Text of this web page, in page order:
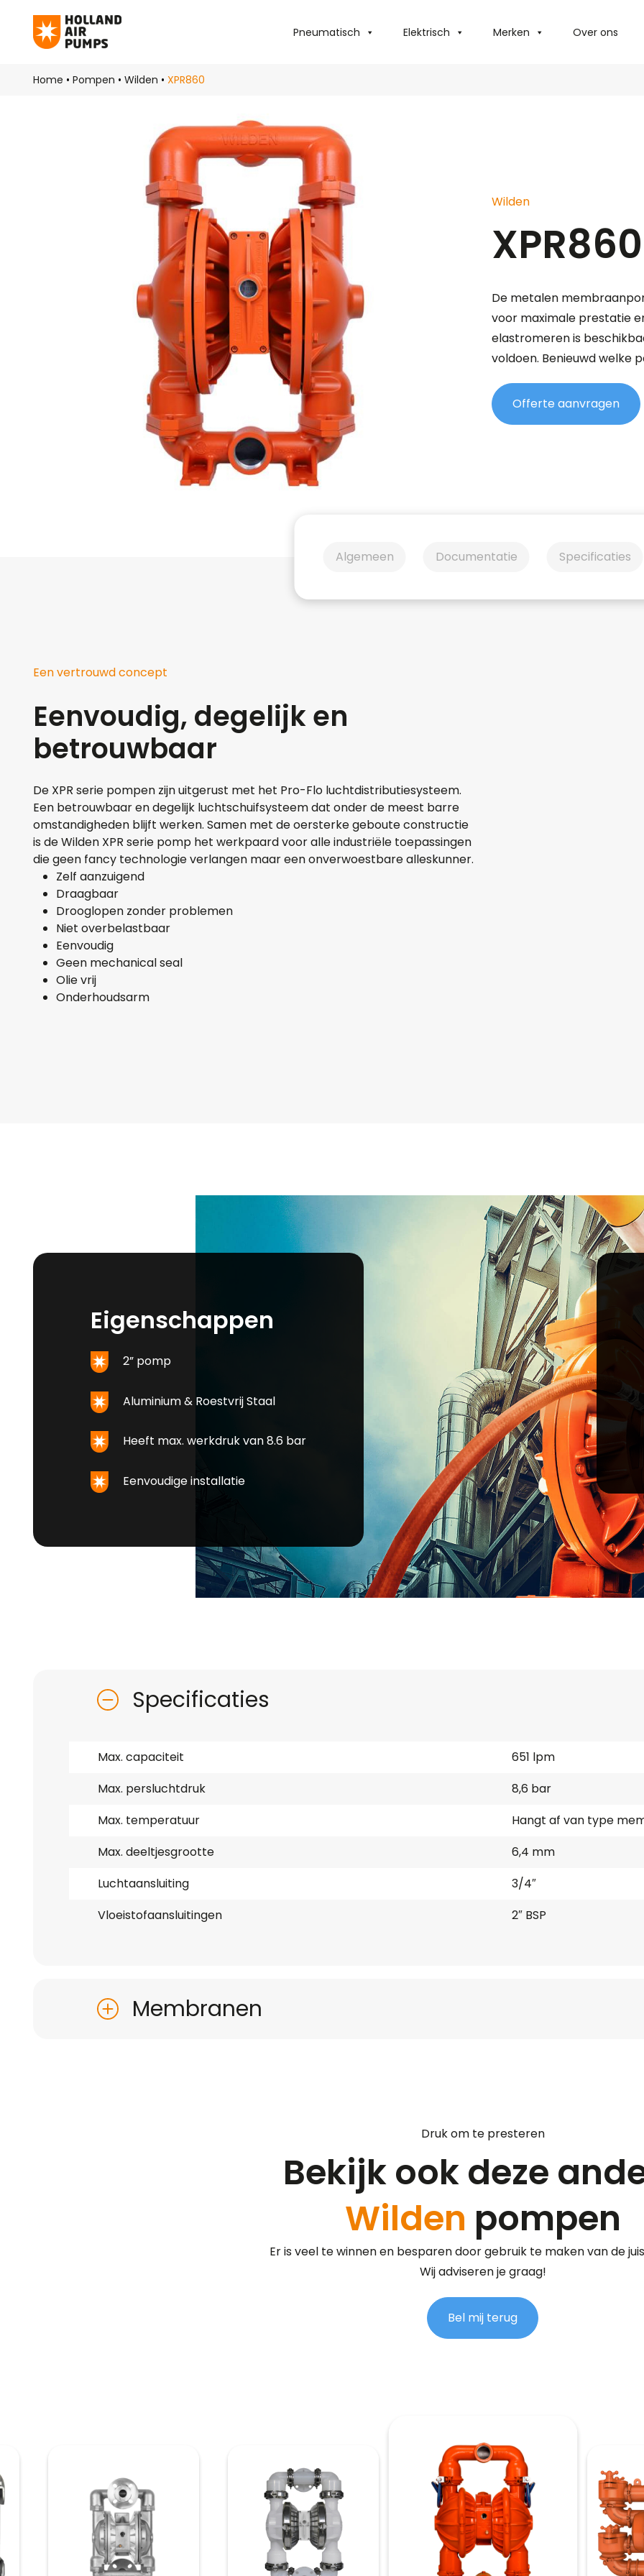
Pneumatisch Elektrisch Merken Over ons
Home • Pompen • Wilden • XPR860
Wilden
XPR860
De metalen
voor maximale prestatie
elastromeren is
voldoen. Benieuwd welke
Offerte aanvragen
Algemeen Documentatie Specificaties
Een vertrouwd concept
Eenvoudig, degelijk en
betrouwbaar
De XPR serie pompen zijn uitgerust met het Pro-Flo luchtdistributiesysteem.
Een betrouwbaar en degelijk luchtschuifsysteem dat onder de meest barre
omstandigheden blijft werken. Samen met de oersterke geboute constructie
is de Wilden XPR serie pomp het werkpaard voor alle industriële toepassingen
die geen fancy technologie verlangen maar een onverwoestbare alleskunner.
Zelf aanzuigend
Draagbaar
Drooglopen zonder problemen
Niet overbelastbaar
Eenvoudig
Geen mechanical seal
Olie vrij
Onderhoudsarm
Eigenschappen
2” pomp
Aluminium & Roestvrij Staal
Heeft max. werkdruk van 8.6 bar
Eenvoudige installatie
Specificaties
Max. capaciteit
651 lpm
Max. persluchtdruk
8,6 bar
Max. temperatuur
Hangt af van type
Max. deeltjesgrootte
6,4 mm
Luchtaansluiting
3/4″
Vloeistofaansluitingen
2″ BSP
Membranen
Druk om te presteren
Bekijk ook deze
Wilden pompen
Er is veel te winnen en besparen door gebruik te maken van de
Wij adviseren je graag!
Bel mij terug